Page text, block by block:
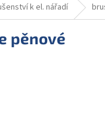
k el. nářadí
pěnové